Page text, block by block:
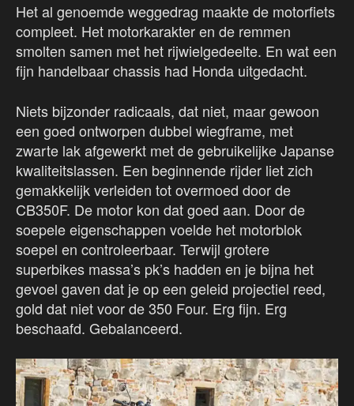
Het al genoemde weggedrag maakte de motorfiets
compleet. Het motorkarakter en de remmen
smolten samen met het rijwielgedeelte. En wat een
fijn handelbaar chassis had Honda uitgedacht.
Niets bijzonder radicaals, dat niet, maar gewoon
een goed ontworpen dubbel wiegframe, met
zwarte lak afgewerkt met de gebruikelijke Japanse
kwaliteitslassen. Een beginnende rijder liet zich
gemakkelijk verleiden tot overmoed door de
CB350F. De motor kon dat goed aan. Door de
soepele eigenschappen voelde het motorblok
soepel en controleerbaar. Terwijl grotere
superbikes massa’s pk’s hadden en je bijna het
gevoel gaven dat je op een geleid projectiel reed,
gold dat niet voor de 350 Four. Erg fijn. Erg
beschaafd. Gebalanceerd.